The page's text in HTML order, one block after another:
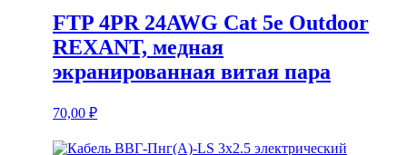
FTP 4PR 24AWG Cat 5е Outdoor
REXANT, медная
экранированная витая пара
70,00 ₽